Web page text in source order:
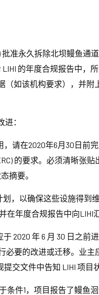
批准永久拆除北坝鳗鱼通
的年度合规报告中，
（如该机构要求），并附
：
，请在2020年6月30日前
的要求。必须清晰张
摘要。
，以确保这些设施得到
年度合规报告中向LIHI
于 2020 年 6 月 30 日之
要的改进或迁移。业主
交文件中告知 LIHI 项目
件1，项目报告了鳗鱼